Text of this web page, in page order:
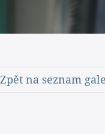
Zpět na seznam